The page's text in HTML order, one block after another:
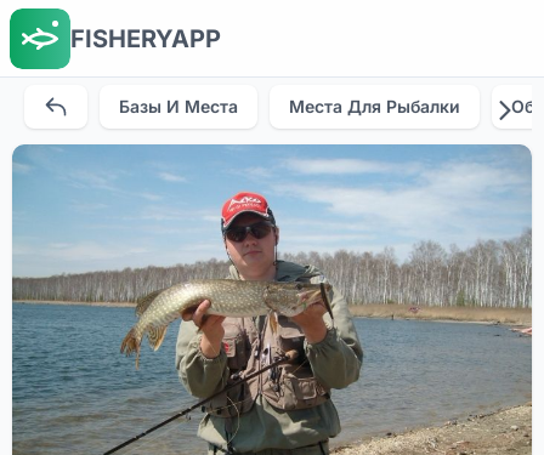
FISHERYAPP
Базы И Места Места Для Рыбалки